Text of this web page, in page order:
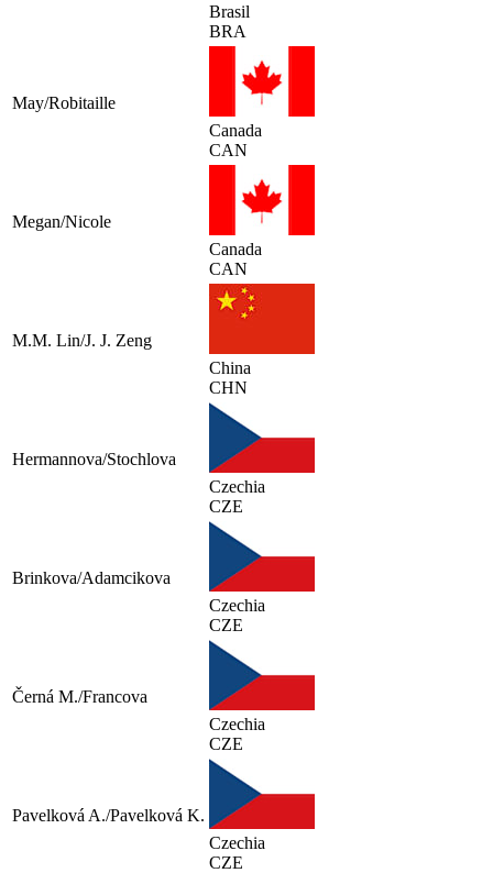
Brasil
BRA
May/Robitaille
Canada
CAN
Megan/Nicole
Canada
CAN
M.M. Lin/J. J. Zeng
China
CHN
Hermannova/Stochlova
Czechia
CZE
Brinkova/Adamcikova
Czechia
CZE
Černá M./Francova
Czechia
CZE
Pavelková A./Pavelková K.
Czechia
CZE